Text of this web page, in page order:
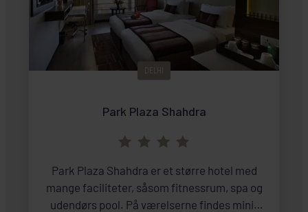
DELHI
Park Plaza Shahdra
Park Plaza Shahdra er et større hotel med
mange faciliteter, såsom fitnessrum, spa og
udendørs pool. På værelserne findes mini-